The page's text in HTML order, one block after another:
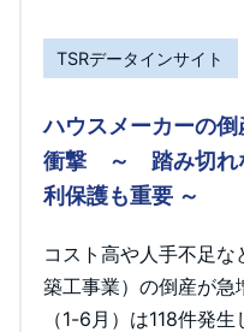
TSRデータインサイト
ハウスメーカーの
衝撃 ～ 踏み切れ
利保護も重要 ～
コスト高や人手不足
築工事業）の倒産が
（1-6月）は118件発